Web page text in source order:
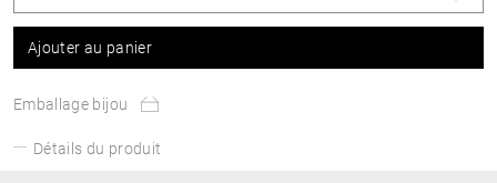
Ajouter au panier
Emballage bijou
Détails du produit